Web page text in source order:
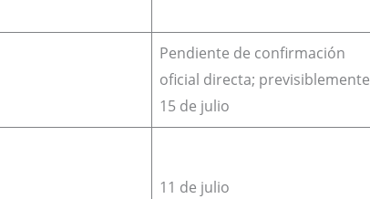
Pendiente de confirmación
oficial directa; previsiblemente
15 de julio
11 de julio